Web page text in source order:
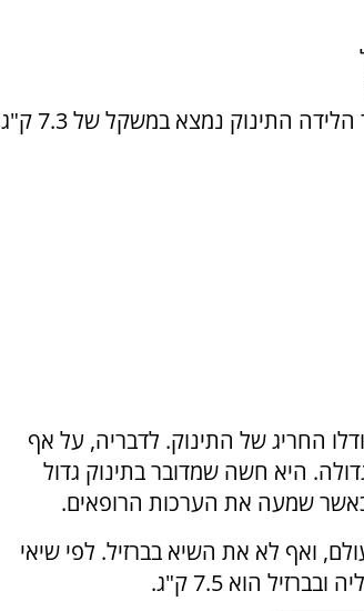
כי התינוק והאם במצב טוב. במדידות מדויקות שנערכו לאחר הלידה התינוק נמצא במשקל של 7.3 ק"ג
החריג של התינוק. לדבריה, על אף
היא חשה שמדובר בתינוק גדול
ואף לא את השיא בברזיל. לפי שיאי